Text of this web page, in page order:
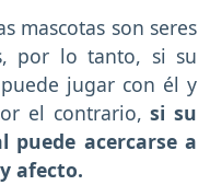
mascotas son seres
por lo tanto, si su
jugar con él y
el contrario,si su
puede acercarse a
afecto.